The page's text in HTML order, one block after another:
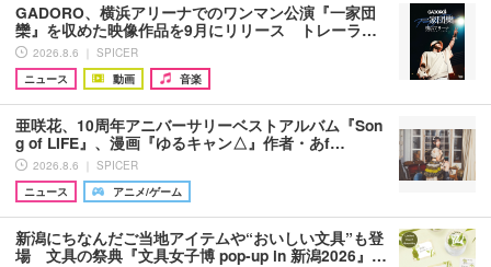
GADORO、横浜アリーナでのワンマン公演『一家団
欒』を収めた映像作品を9月にリリース トレーラ…
2026.8.6 ｜ SPICER
ニュース
動画 音楽
亜咲花、10周年アニバーサリーベストアルバム『Son
g of LIFE』、漫画『ゆるキャン△』作者・あf…
2026.8.6 ｜ SPICER
ニュース
アニメ/ゲーム
新潟にちなんだご当地アイテムや“おいしい文具”も登
場 文具の祭典『文具女子博 pop-up in 新潟2026』…